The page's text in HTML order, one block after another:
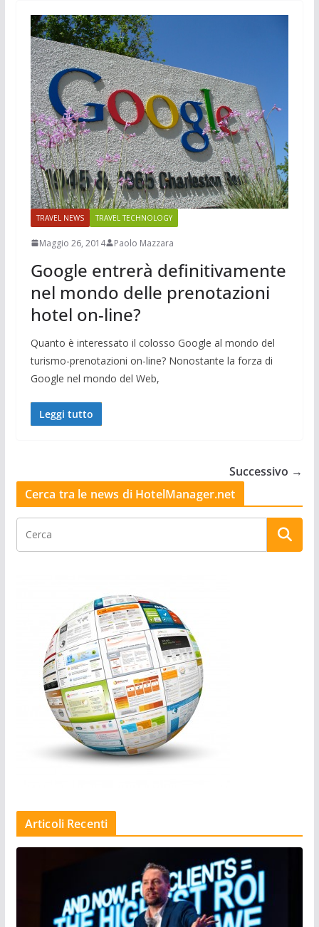
TRAVEL NEWS TRAVEL TECHNOLOGY
Maggio 26, 2014 Paolo Mazzara
Google entrerà definitivamente
nel mondo delle prenotazioni
hotel on-line?
Quanto è interessato il colosso Google al mondo del
turismo-prenotazioni on-line? Nonostante la forza di
Google nel mondo del Web,
Leggi tutto
Successivo →
Cerca tra le news di HotelManager.net
Articoli Recenti